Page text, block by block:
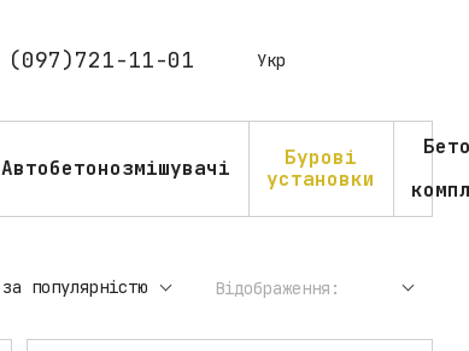
(097)721-11-01 Укр
Автобетонозмішувачі
Бурові
установки
за популярністю Відображення: